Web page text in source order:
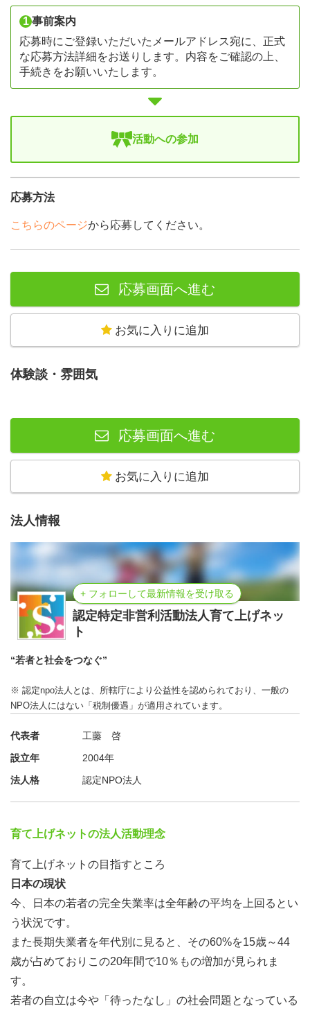
1 事前案内
応募時にご登録いただいたメールアドレス宛に、正式
な応募方法詳細をお送りします。内容をご確認の上、
手続きをお願いいたします。
活動への参加
応募方法
こちらのページから応募してください。
応募画面へ進む
お気に入りに追加
体験談・雰囲気
応募画面へ進む
お気に入りに追加
法人情報
+ フォローして最新情報を受け取る
認定特定非営利活動法人育て上げネッ
ト
“若者と社会をつなぐ”
※ 認定npo法人とは、所轄庁により公益性を認められており、一般の
NPO法人にはない「税制優遇」が適用されています。
代表者
工藤 啓
設立年
2004年
法人格
認定NPO法人
育て上げネットの法人活動理念
育て上げネットの目指すところ
日本の現状
今、日本の若者の完全失業率は全年齢の平均を上回るとい
う状況です。
また長期失業者を年代別に見ると、その60%を15歳～44
歳が占めておりこの20年間で10％もの増加が見られま
す。
若者の自立は今や「待ったなし」の社会問題となっている